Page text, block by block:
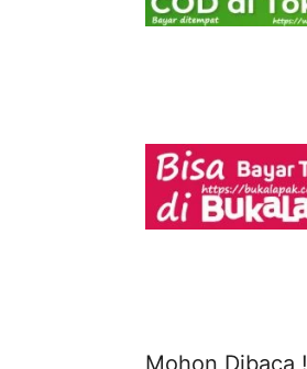
Mohon Dibaca !